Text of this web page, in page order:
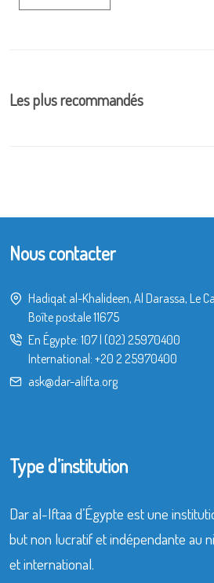
Les plus recommandés
Nous contacter
Hadiqat al-Khalideen, Al Darassa, Le
Boîte postale 11675
En Égypte: 107 (02) 25970400
International: +20 2 25970400
ask@dar-alifta.org
Type d’institution
Dar al-Iftaa d’Égypte est une
but non lucratif et indépendante au
et international.